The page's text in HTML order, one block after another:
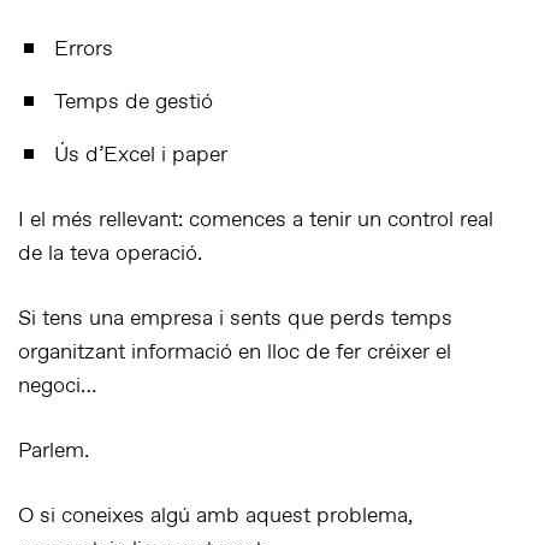
Errors
Temps de gestió
Ús d’Excel i paper
I el més rellevant: comences a tenir un control real
de la teva operació.
Si tens una empresa i sents que perds temps
organitzant informació en lloc de fer créixer el
negoci…
Parlem.
O si coneixes algú amb aquest problema,